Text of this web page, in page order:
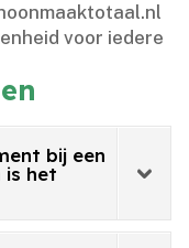
voor iedere
bij een
is het